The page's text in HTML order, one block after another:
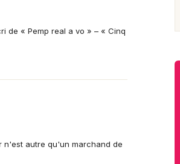
de « Pemp real a vo » – « Cinq
n'est autre qu'un marchand de